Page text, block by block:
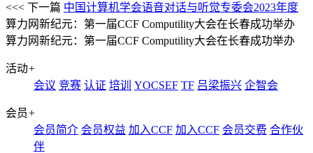
<<< 下一篇 中国计算机学会语音对话与听觉专委会2023年度
算力网新纪元：第一届CCF Computility大会在长春成功举办
算力网新纪元：第一届CCF Computility大会在长春成功举办
活动+
会议 竞赛 认证 培训 YOCSEF TF 吕梁振兴 企智会
会员+
会员简介 会员权益 加入CCF 加入CCF 会员交费 合作伙
伴